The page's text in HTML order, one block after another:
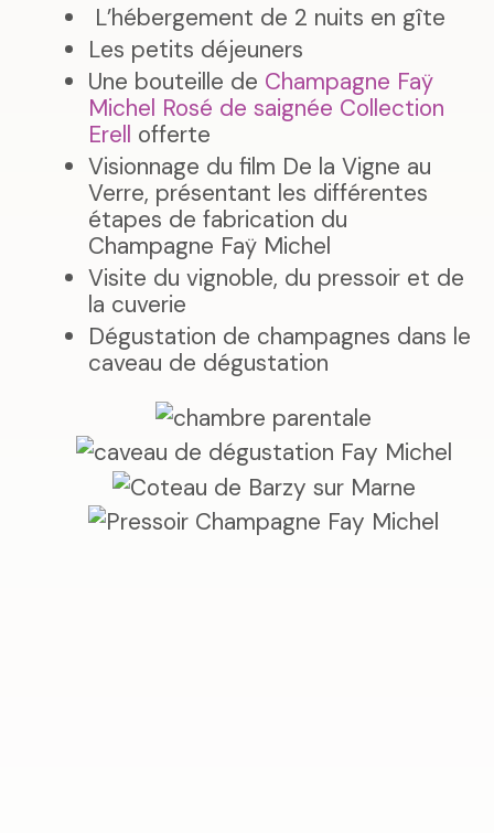
L’hébergement de 2 nuits en gîte
Les petits déjeuners
Une bouteille de Champagne Faÿ
Michel Rosé de saignée Collection
Erell offerte
Visionnage du film De la Vigne au
Verre, présentant les différentes
étapes de fabrication du
Champagne Faÿ Michel
Visite du vignoble, du pressoir et de
la cuverie
Dégustation de champagnes dans le
caveau de dégustation